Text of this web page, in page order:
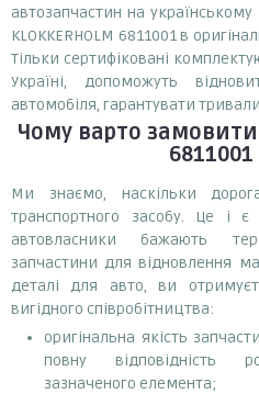
автозапчастин на
KLOKKERHOLM 6811001 в
Тільки сертифіковані
Україні, допоможуть
автомобіля, гарантувати
Чому варто замовити
6811001
Ми знаємо, наскільки
транспортного засобу. Це і
автовласники бажають
запчастини для відновлення
деталі для авто, ви
вигідного співробітництва:
оригінальна якість
повну відповідність
зазначеного елемента;